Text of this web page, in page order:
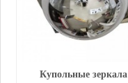
Купольные зеркала